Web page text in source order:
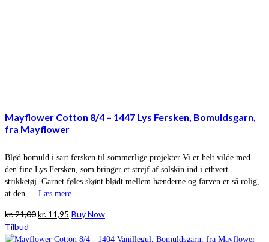
Mayflower Cotton 8/4 – 1447 Lys Fersken, Bomuldsgarn,
fra Mayflower
Blød bomuld i sart fersken til sommerlige projekter Vi er helt vilde med
den fine Lys Fersken, som bringer et strejf af solskin ind i ethvert
strikketøj. Garnet føles skønt blødt mellem hænderne og farven er så rolig,
at den … Læs mere
kr.21,00Den
pris
kr. 11,95 Den
pris
Buy Now
Tilbud